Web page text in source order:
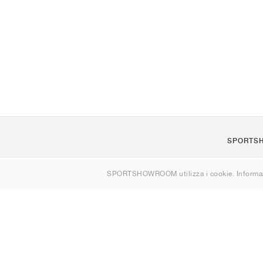
SPORTSHOWROOM utilizza i cookie.Contatti